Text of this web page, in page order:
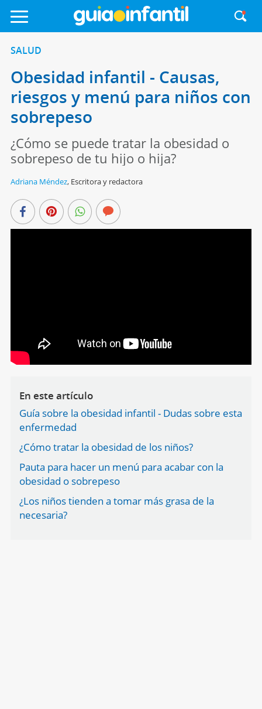
SALUD
Obesidad infantil - Causas,
riesgos y menú para niños con
sobrepeso
¿Cómo se puede tratar la obesidad o
sobrepeso de tu hijo o hija?
Adriana Méndez, Escritora y redactora
En este artículo
Guía sobre la obesidad infantil - Dudas sobre esta
enfermedad
¿Cómo tratar la obesidad de los niños?
Pauta para hacer un menú para acabar con la
obesidad o sobrepeso
¿Los niños tienden a tomar más grasa de la
necesaria?